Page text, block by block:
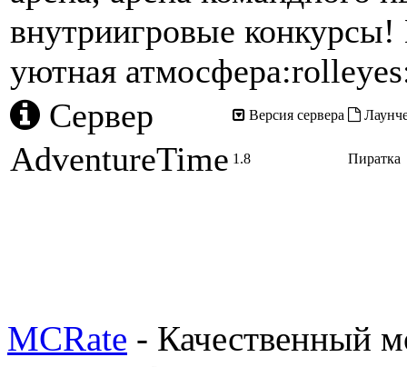
внутриигровые
уютная
Сервер
Версия сервера
AdventureTime 1.8 Пиратка
MCRate - Качественный